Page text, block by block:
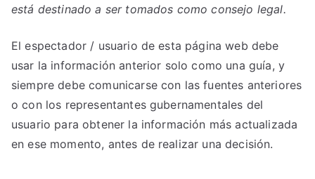
está destinado a ser tomados como consejo legal.
El espectador / usuario de esta página web debe
usar la información anterior solo como una guía, y
siempre debe comunicarse con las fuentes anteriores
o con los representantes gubernamentales del
usuario para obtener la información más actualizada
en ese momento, antes de realizar una decisión.